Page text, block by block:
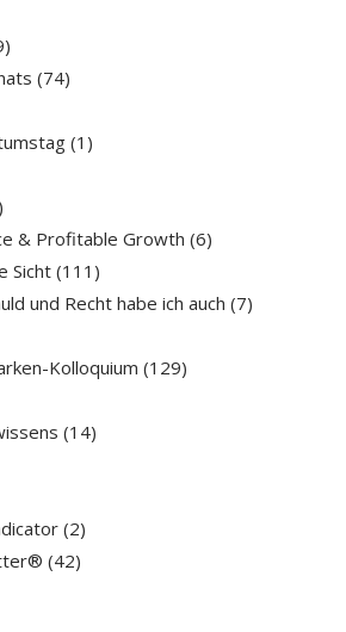
(74)
(1)
& Profitable Growth (6)
Sicht(111)
und Recht habe ich auch (7)
Kolloquium (129)
(14)
(2)
(42)